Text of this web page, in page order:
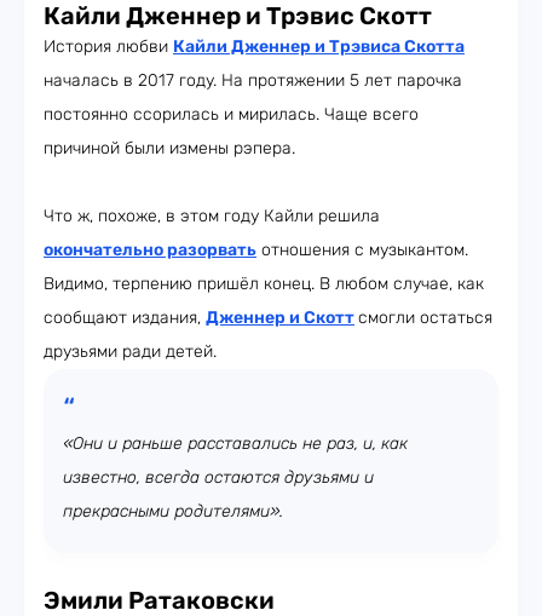
Кайли Дженнер и Трэвис Скотт
История любви Кайли Дженнер и Трэвиса Скотта
началась в 2017 году. На протяжении 5 лет парочка
постоянно ссорилась и мирилась. Чаще всего
причиной были измены рэпера.
Что ж, похоже, в этом году Кайли решила
окончательно разорвать отношения с музыкантом.
Видимо, терпению пришёл конец. В любом случае, как
сообщают издания, Дженнер и Скоттсмогли остаться
друзьями ради детей.
«Они и раньше расставались не раз, и, как
известно, всегда остаются друзьями и
прекрасными родителями».
Эмили Ратаковски